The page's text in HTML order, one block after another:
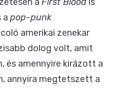
a pop-punk
amerikai zenekar
dolog volt, amit
és amennyire kirázott a
annyira megtetszett a